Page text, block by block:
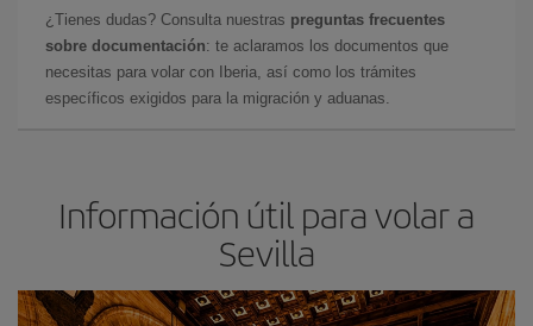
¿Tienes dudas? Consulta nuestras preguntas frecuentes
sobre documentación: te aclaramos los documentos que
necesitas para volar con Iberia, así como los trámites
específicos exigidos para la migración y aduanas.
Información útil para volar a
Sevilla